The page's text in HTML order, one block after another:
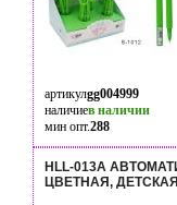
артикулgg004999
наличиев наличии
мин опт.288
HLL-013A
ЦВЕТНАЯ,